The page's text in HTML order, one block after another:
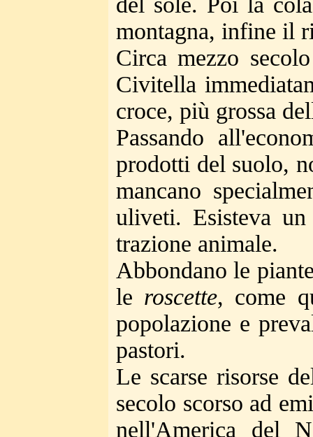
montagna, infine il
Circa mezzo
Civitella
croce, più grossa
Passando
prodotti del suolo,
mancano
uliveti. Esisteva
trazione animale.
Abbondano le
le roscette, come
popolazione e
pastori.
Le scarse risorse
secolo scorso ad
nell'America del